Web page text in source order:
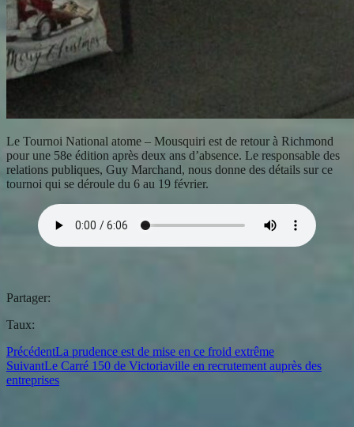
Le Tournoi National atome – Mousquiri est de retour à Richmond
pour une 58e édition après deux ans d’absence. Le responsable des
relations publiques, Guy Marchand, nous donne des détails sur ce
tournoi qui se déroule du 6 au 19 février.
Partager:
Taux:
PrécédentLa prudence est de mise en ce froid extrême
SuivantLe Carré 150 de Victoriaville en recrutement auprès des
entreprises